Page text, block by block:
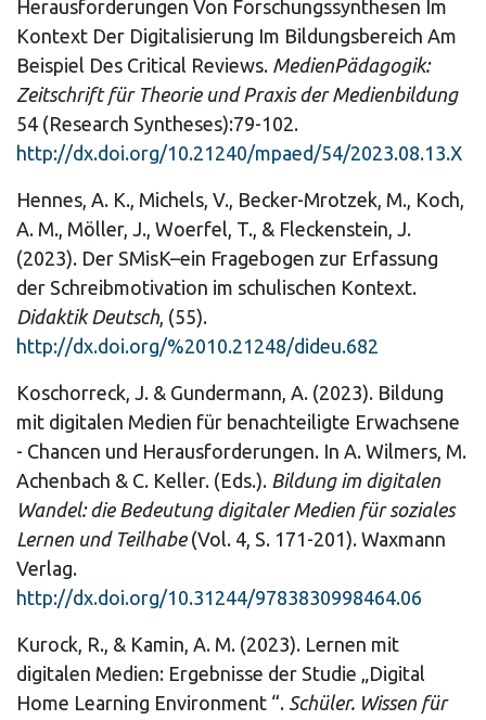
Herausforderungen Von Forschungssynthesen Im
Kontext Der Digitalisierung Im Bildungsbereich Am
Beispiel Des Critical Reviews. MedienPädagogik:
Zeitschrift für Theorie und Praxis der Medienbildung
54 (Research Syntheses):79-102.
http://dx.doi.org/10.21240/mpaed/54/2023.08.13.X
Hennes, A. K., Michels, V., Becker-Mrotzek, M., Koch,
A. M., Möller, J., Woerfel, T., & Fleckenstein, J.
(2023). Der SMisK–ein Fragebogen zur Erfassung
der Schreibmotivation im schulischen Kontext.
Didaktik Deutsch, (55).
http://dx.doi.org/%2010.21248/dideu.682
Koschorreck, J. & Gundermann, A. (2023). Bildung
mit digitalen Medien für benachteiligte Erwachsene
- Chancen und Herausforderungen. In A. Wilmers, M.
Achenbach & C. Keller. (Eds.). Bildung im digitalen
Wandel: die Bedeutung digitaler Medien für soziales
Lernen und Teilhabe(Vol. 4, S. 171-201). Waxmann
Verlag.
http://dx.doi.org/10.31244/9783830998464.06
Kurock, R., & Kamin, A. M. (2023). Lernen mit
digitalen Medien: Ergebnisse der Studie „Digital
Home Learning Environment “. Schüler. Wissen für